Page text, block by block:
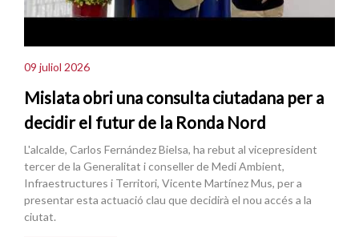
09 juliol 2026
Mislata obri una consulta ciutadana per a
decidir el futur de la Ronda Nord
L'alcalde, Carlos Fernández Bielsa, ha rebut al vicepresident
tercer de la Generalitat i conseller de Medi Ambient,
Infraestructures i Territori, Vicente Martínez Mus, per a
presentar esta actuació clau que decidirà el nou accés a la
ciutat.